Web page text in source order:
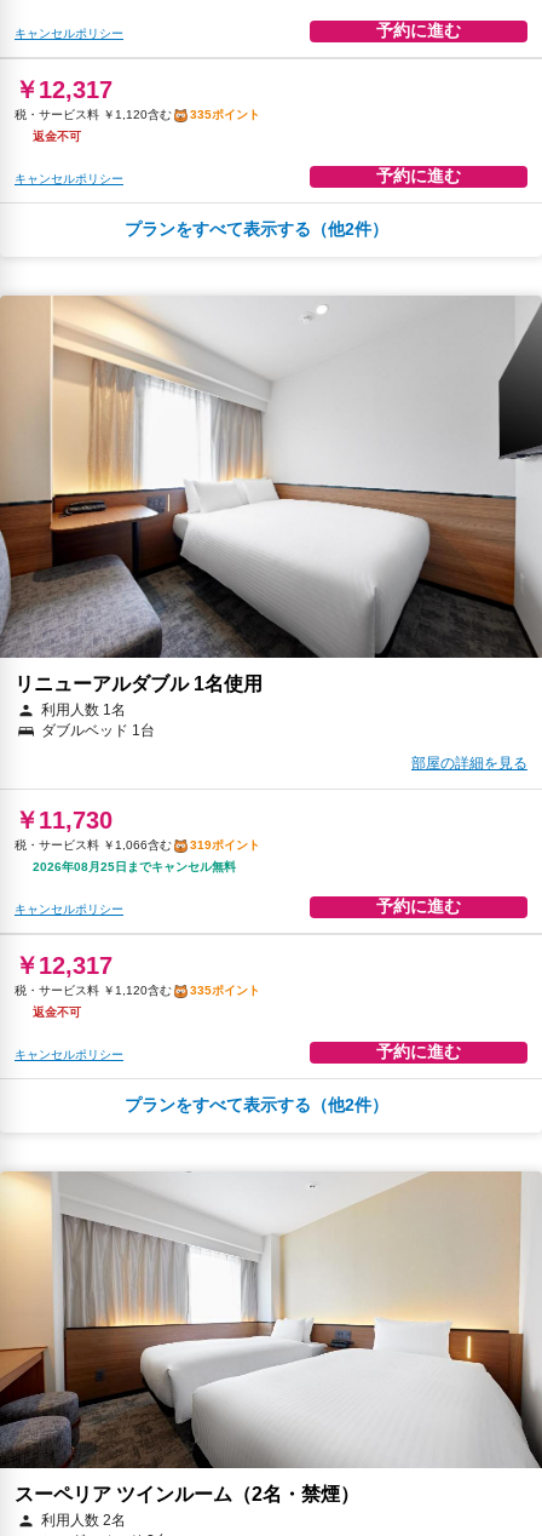
キャンセルポリシー 予約に進む
￥12,317
税・サービス料 ￥1,120含む
335ポイント
返金不可
キャンセルポリシー 予約に進む
税・サービス料 ￥1,197含む
358ポイント
2026年08月25日までキャンセル無料
キャンセルポリシー
￥13,820
税・サービス料 ￥1,256含む
376ポイント
返金不可
予約に進む
プランをすべて表示する（他2件）
リニューアルダブル 1名使用
利用人数 1名
ダブルベッド 1台
部屋の詳細を見る
￥11,730
税・サービス料 ￥1,066含む
319ポイント
2026年08月25日までキャンセル無料
キャンセルポリシー 予約に進む
￥12,317
税・サービス料 ￥1,120含む
335ポイント
返金不可
キャンセルポリシー 予約に進む
税・サービス料 ￥1,197含む
358ポイント
2026年08月25日までキャンセル無料
キャンセルポリシー
無料WiFi
￥13,820
税・サービス料 ￥1,256含む
376ポイント
キャンセルポリシー
プランをすべて表示する（他2件）
スーペリア ツインルーム（2名・禁煙）
利用人数 2名